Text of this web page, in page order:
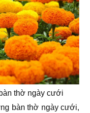
thờ ngày cưới
bàn thờ ngày cưới,